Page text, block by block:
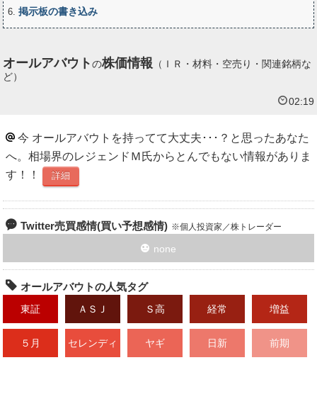
6 掲示板の書き込み
オールアバウトの株価情報 （ＩＲ・材料・空売り・関連銘柄な
ど）
02:19
今 オールアバウトを持ってて大丈夫･･･？と思ったあなた
へ。相場界のレジェンドＭ氏からとんでもない情報がありま
す！！
詳細
Twitter売買感情(買い予想感情) 個人投資家／株トレーダー
none
オールアバウトの人気タグ
東証 ＡＳＪ Ｓ高 経常 増益
５月 セレンディ ヤギ 日新 前期